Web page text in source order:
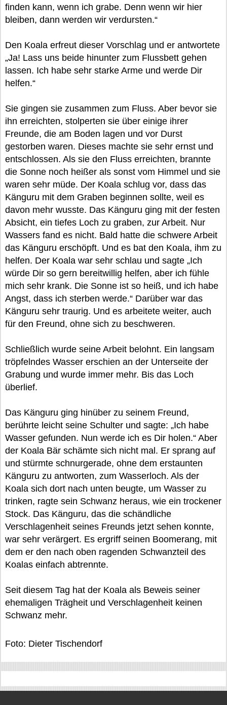
finden kann, wenn ich grabe. Denn wenn wir hier
bleiben, dann werden wir verdursten.“
Den Koala erfreut dieser Vorschlag und er antwortete
„Ja! Lass uns beide hinunter zum Flussbett gehen
lassen. Ich habe sehr starke Arme und werde Dir
helfen.“
Sie gingen sie zusammen zum Fluss. Aber bevor sie
ihn erreichten, stolperten sie über einige ihrer
Freunde, die am Boden lagen und vor Durst
gestorben waren. Dieses machte sie sehr ernst und
entschlossen. Als sie den Fluss erreichten, brannte
die Sonne noch heißer als sonst vom Himmel und sie
waren sehr müde. Der Koala schlug vor, dass das
Känguru mit dem Graben beginnen sollte, weil es
davon mehr wusste. Das Känguru ging mit der festen
Absicht, ein tiefes Loch zu graben, zur Arbeit. Nur
Wassers fand es nicht. Bald hatte die schwere Arbeit
das Känguru erschöpft. Und es bat den Koala, ihm zu
helfen. Der Koala war sehr schlau und sagte „Ich
würde Dir so gern bereitwillig helfen, aber ich fühle
mich sehr krank. Die Sonne ist so heiß, und ich habe
Angst, dass ich sterben werde.“ Darüber war das
Känguru sehr traurig. Und es arbeitete weiter, auch
für den Freund, ohne sich zu beschweren.
Schließlich wurde seine Arbeit belohnt. Ein langsam
tröpfelndes Wasser erschien an der Unterseite der
Grabung und wurde immer mehr. Bis das Loch
überlief.
Das Känguru ging hinüber zu seinem Freund,
berührte leicht seine Schulter und sagte: „Ich habe
Wasser gefunden. Nun werde ich es Dir holen.“ Aber
der Koala Bär schämte sich nicht mal. Er sprang auf
und stürmte schnurgerade, ohne dem erstaunten
Känguru zu antworten, zum Wasserloch. Als der
Koala sich dort nach unten beugte, um Wasser zu
trinken, ragte sein Schwanz heraus, wie ein trockener
Stock. Das Känguru, das die schändliche
Verschlagenheit seines Freunds jetzt sehen konnte,
war sehr verärgert. Es ergriff seinen Boomerang, mit
dem er den nach oben ragenden Schwanzteil des
Koalas einfach abtrennte.
Seit diesem Tag hat der Koala als Beweis seiner
ehemaligen Trägheit und Verschlagenheit keinen
Schwanz mehr.
Foto: Dieter Tischendorf